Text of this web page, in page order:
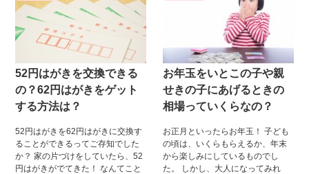
52円はがきを交換できる
の？62円はがきをゲット
する方法は？
52円はがきを62円はがきに交換す
ることができるってご存知でした
か？ 家の片づけをしていたら、52
円はがきがでてきた！ なんてこと
お年玉をいとこの子や親
せきの子にあげるときの
相場っていくらなの？
お正月といったらお年玉！ 子ども
の頃は、いくらもらえるか、年末
から楽しみにしているものでし
た。 しかし、大人になってみれ